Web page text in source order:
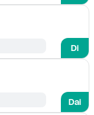
Di
Dai